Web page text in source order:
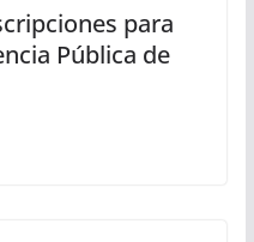
para
Pública de